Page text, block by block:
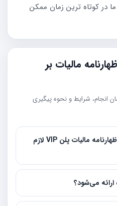
در کوتاه ترین زمان ممکن
مالیات بر
انجام، شرایط و نحوه پیگیری
چه مدارکی برای ارسال اظهارنامه مالیات پلن VIP لازم
ارائه می‌شود؟